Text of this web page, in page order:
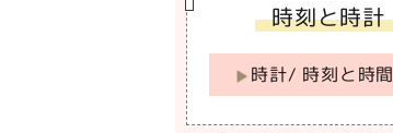
時刻と時計
時計/ 時刻と時間